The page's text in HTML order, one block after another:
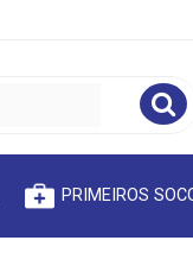
PRIMEIROS